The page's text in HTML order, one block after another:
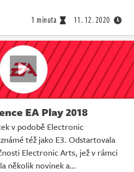
1 minuta 11. 12. 2020
EA Play 2018
v podobě Electronic
též jako E3. Odstartovala
Electronic Arts, jež v rámci
několik novinek a…